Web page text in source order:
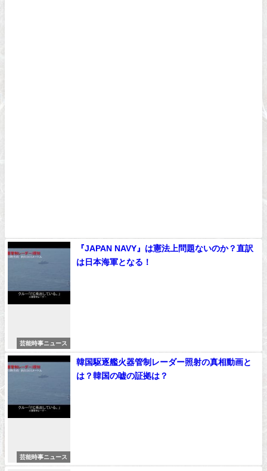
芸能時事ニュース
『JAPAN NAVY』は憲法上問題ないのか？直訳
は日本海軍となる！
芸能時事ニュース
韓国駆逐艦火器管制レーダー照射の真相動画と
は？韓国の嘘の証拠は？